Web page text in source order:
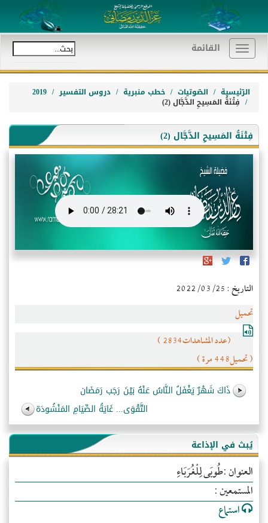
Toggle
navigation
القائمة
الرّئيسية الصّوتيات خطب منبرية دروس التفسير 2019
فِتْنَةُ المَسِيحِ الدَّجَّال (2)
فِتْنَةُ المَسِيحِ الدَّجَّال (2)
التاريخ : 2022/03/25
تحميل
(عدد المشاهدات2834 )
( تحميل448 مرة )
ذَاكَ شَهْرٌ يَغْفَلُ النَّاسُ عَنْهُ بَيْنَ رَجَب رَمَضَان
التَّقْوَى... غَايَةُ الصِّيَامِ المَنْشُودَة
يُبث في الإذاعة
العنوان :طُوبَى لِلْغُرَبَاءِ
المستمعين :
استماع